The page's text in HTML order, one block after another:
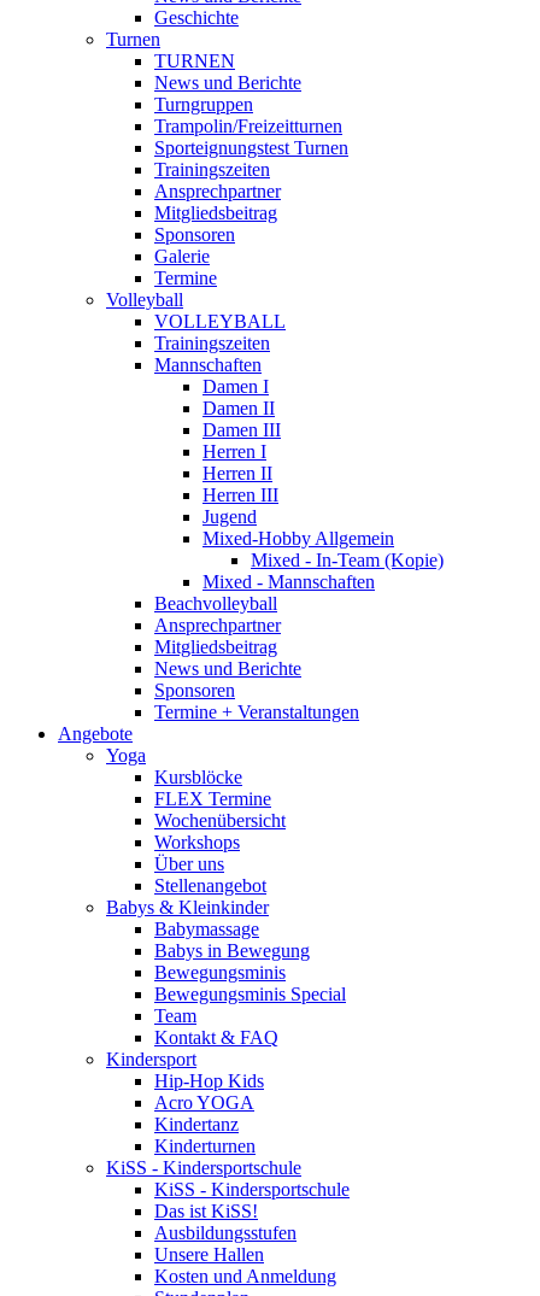
Geschichte
Turnen
TURNEN
News und Berichte
Turngruppen
Trampolin/Freizeitturnen
Sporteignungstest Turnen
Trainingszeiten
Ansprechpartner
Mitgliedsbeitrag
Sponsoren
Galerie
Termine
Volleyball
VOLLEYBALL
Trainingszeiten
Mannschaften
Damen I
Damen II
Damen III
Herren I
Herren II
Herren III
Jugend
Mixed-Hobby Allgemein
Mixed - In-Team (Kopie)
Mixed - Mannschaften
Beachvolleyball
Ansprechpartner
Mitgliedsbeitrag
News und Berichte
Sponsoren
Termine + Veranstaltungen
Angebote
Yoga
Kursblöcke
FLEX Termine
Wochenübersicht
Workshops
Über uns
Stellenangebot
Babys & Kleinkinder
Babymassage
Babys in Bewegung
Bewegungsminis
Bewegungsminis Special
Team
Kontakt & FAQ
Kindersport
Hip-Hop Kids
Acro YOGA
Kindertanz
Kinderturnen
KiSS - Kindersportschule
KiSS - Kindersportschule
Das ist KiSS!
Ausbildungsstufen
Unsere Hallen
Kosten und Anmeldung